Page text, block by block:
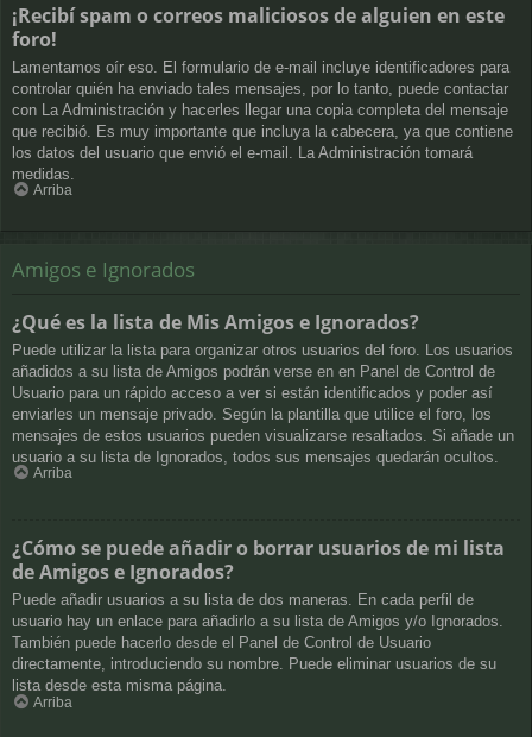
¡Recibí spam o correos maliciosos de alguien en este
foro!
Lamentamos oír eso. El formulario de e-mail incluye identificadores para
controlar quién ha enviado tales mensajes, por lo tanto, puede contactar
con La Administración y hacerles llegar una copia completa del mensaje
que recibió. Es muy importante que incluya la cabecera, ya que contiene
los datos del usuario que envió el e-mail. La Administración tomará
medidas.
Arriba
Amigos e Ignorados
¿Qué es la lista de Mis Amigos e Ignorados?
Puede utilizar la lista para organizar otros usuarios del foro. Los usuarios
añadidos a su lista de Amigos podrán verse en en Panel de Control de
Usuario para un rápido acceso a ver si están identificados y poder así
enviarles un mensaje privado. Según la plantilla que utilice el foro, los
mensajes de estos usuarios pueden visualizarse resaltados. Si añade un
usuario a su lista de Ignorados, todos sus mensajes quedarán ocultos.
Arriba
¿Cómo se puede añadir o borrar usuarios de mi lista
de Amigos e Ignorados?
Puede añadir usuarios a su lista de dos maneras. En cada perfil de
usuario hay un enlace para añadirlo a su lista de Amigos y/o Ignorados.
También puede hacerlo desde el Panel de Control de Usuario
directamente, introduciendo su nombre. Puede eliminar usuarios de su
lista desde esta misma página.
Arriba